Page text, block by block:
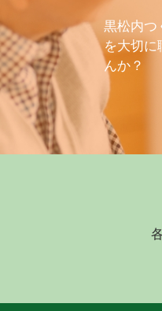
黒松内つ
を大切に
んか？